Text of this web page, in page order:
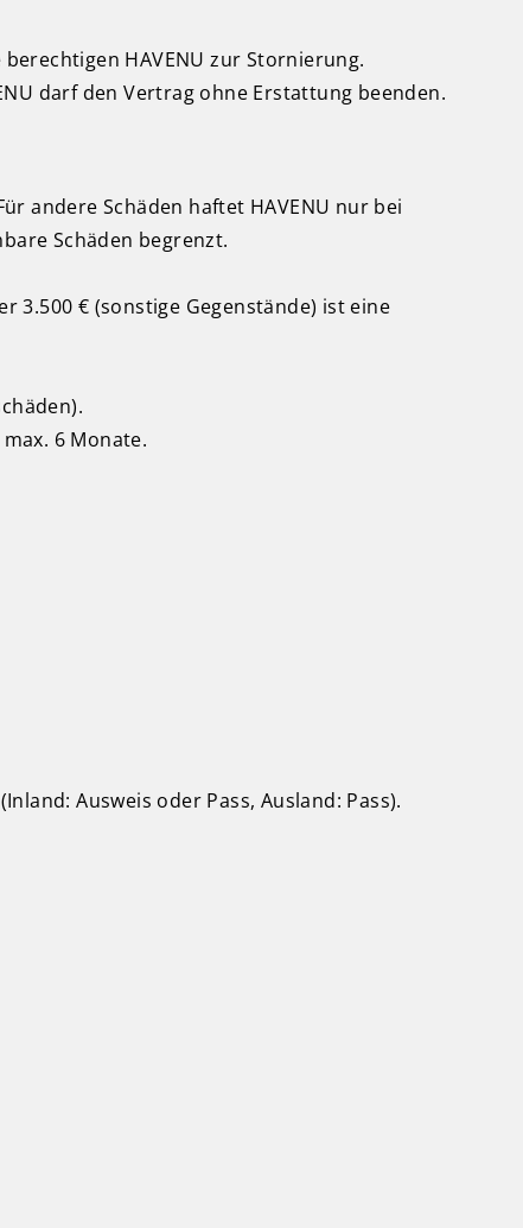
HAVENU zur Stornierung.
darf den Vertrag ohne Erstattung beenden.
andere Schäden haftet HAVENU nur bei
Schäden begrenzt.
3.500 € (sonstige Gegenstände) ist eine
6 Monate.
Ausweis oder Pass, Ausland: Pass).